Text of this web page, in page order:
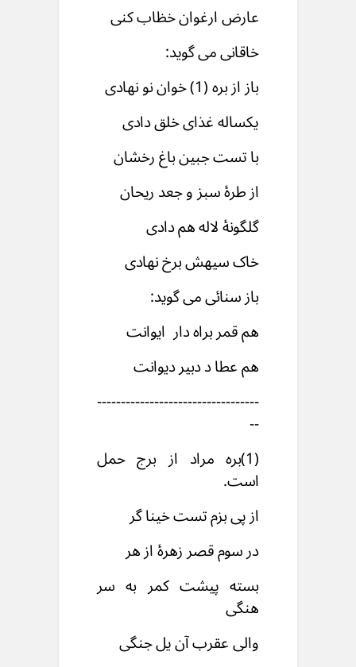
عارض ارغوان خظاب کنی
خاقانی می گوید:
باز از بره (1) خوان نو نهادی
یکساله غذای خلق دادی
با تست جبین باغ رخشان
از طرۀ سبز و جعد ریحان
گلگونۀ لاله هم دادی
خاک سیهش برخ نهادی
باز سنائی می گوید:
هم قمر براه دار ایوانت
هم عطا د دبیر دیوانت
----------------------------------
--
(1)بره مراد از برج حمل
است.
از پی بزم تست خینا گر
در سوم قصر زهرۀ از هر
بسته پیشت کمر به سر
هنگی
والی عقرب آن یل جنگی